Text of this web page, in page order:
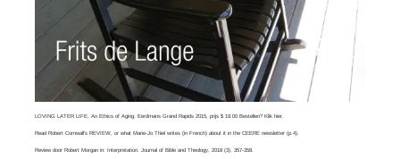
LOVING LATER LIFE. An Ethics of Aging. Eerdmans Grand Rapids 2015, prijs $ 19.00 Bestellen? Klikhier
ReadRobert Cornwall’s REVIEW , or whatMarie-Jo Thiel writes (in French) about it in the CEERE newsletter (p.4).
Review door Robert Morgan in:Interpretation. Journal of Bible and Theology , 2018 (3), 357-358.